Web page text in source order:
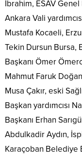
İbrahim, ESAV
Ankara Vali
Mustafa Kocaeli,
Tekin Dursun Bursa,
Başkanı Ömer
Mahmut Faruk
Musa Çakır, eski
Başkan yardımcısı
Başkanı Erhan
Abdulkadir Aydın,
Karaçoban Belediye